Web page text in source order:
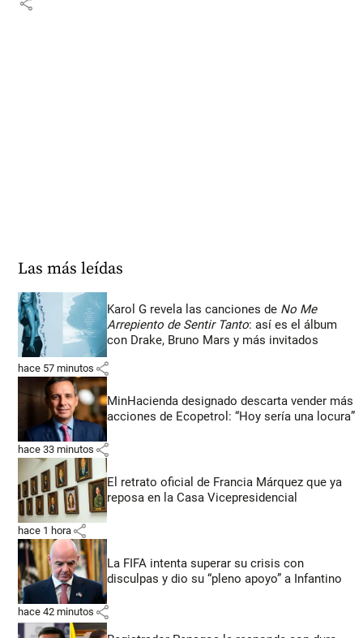
Las más leídas
Karol G revela las canciones de No Me
Arrepiento de Sentir Tanto: así es el álbum
con Drake, Bruno Mars y más invitados
hace 57 minutos share
MinHacienda designado descarta vender más
acciones de Ecopetrol: “Hoy sería una locura”
hace 33 minutos share
El retrato oficial de Francia Márquez que ya
reposa en la Casa Vicepresidencial
hace 1 hora share
La FIFA intenta superar su crisis con
disculpas y dio su “pleno apoyo” a Infantino
hace 42 minutos share